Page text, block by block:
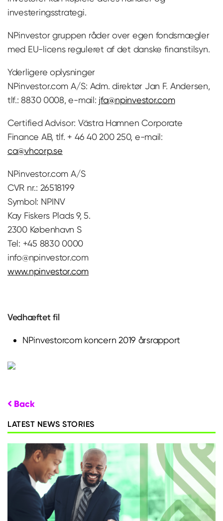
investeringsstrategi.
NPinvestor gruppen råder over egen fondsmægler
med EU-licens reguleret af det danske finanstilsyn.
Yderligere oplysninger
NPinvestor.com A/S: Adm. direktør Jan F. Andersen,
tlf.: 8830 0008, e-mail: jfa@npinvestor.com
Certified Advisor: Västra Hamnen Corporate
Finance AB, tlf. + 46 40 200 250, e-mail:
ca@vhcorp.se
NPinvestor.com A/S
CVR nr.: 26518199
Symbol: NPINV
Kay Fiskers Plads 9, 5.
2300 København S
Tel: +45 8830 0000
info@npinvestor.com
www.npinvestor.com
Vedhæftet fil
NPinvestorcom koncern 2019 årsrapport
Back
LATEST NEWS STORIES